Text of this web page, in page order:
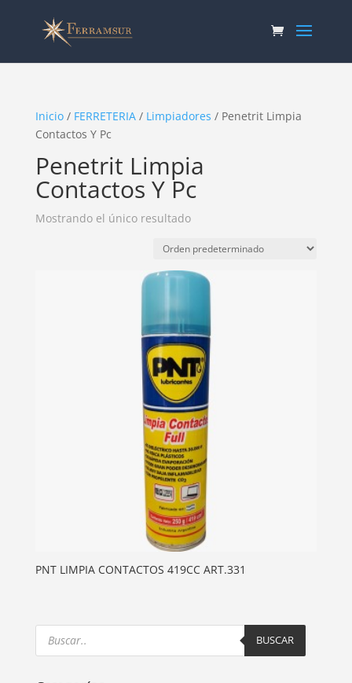
Inicio/ FERRETERIA/ Limpiadores / Penetrit Limpia
Contactos Y Pc
Penetrit Limpia
Contactos Y Pc
Mostrando el único resultado
PNT LIMPIA CONTACTOS 419CC ART.331
Products
search BUSCAR